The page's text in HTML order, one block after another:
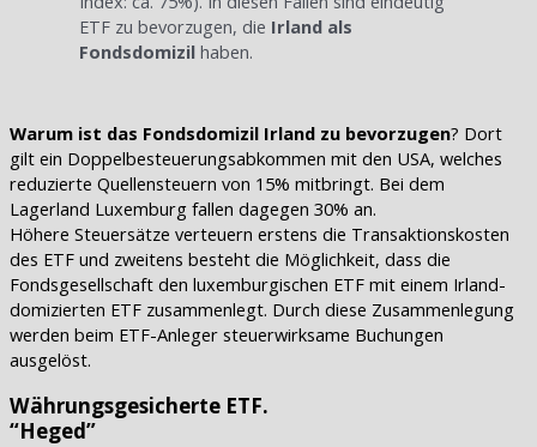
ETF zu bevorzugen, die Irland als
Fondsdomizilhaben.
Warum ist das Fondsdomizil Irland zu bevorzugen? Dort
gilt ein Doppelbesteuerungsabkommen mit den USA, welches
reduzierte Quellensteuern von 15% mitbringt. Bei dem
Lagerland Luxemburg fallen dagegen 30% an.
Höhere Steuersätze verteuern erstens die Transaktionskosten
des ETF und zweitens besteht die Möglichkeit, dass die
Fondsgesellschaft den luxemburgischen ETF mit einem Irland-
domizierten ETF zusammenlegt. Durch diese Zusammenlegung
werden beim ETF-Anleger steuerwirksame Buchungen
ausgelöst.
Währungsgesicherte ETF.
“Heged”